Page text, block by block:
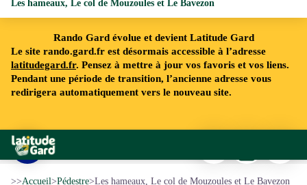
Rando Gard évolue et devient Latitude Gard
Le site rando.gard.fr est désormais accessible à l’adresse
latitudegard.fr. Pensez à mettre à jour vos favoris et vos liens.
Pendant une période de transition, l’ancienne adresse vous
redirigera automatiquement vers le nouveau site.
Rando Gard
Les hameaux, Le col de Mouzoules et Le Bavezon
Voir l'image en plein écran
>>Accueil>Pédestre>Les hameaux, Le col de Mouzoules et Le Bavezon